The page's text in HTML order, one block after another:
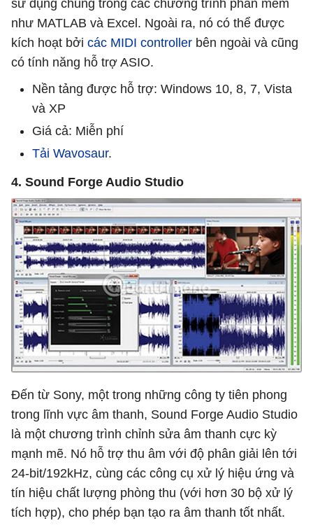
sử dụng chúng trong các chương trình phần mềm
như MATLAB và Excel. Ngoài ra, nó có thể được
kích hoạt bởi các MIDI controller bên ngoài và cũng
có tính năng hỗ trợ ASIO.
Nền tảng được hỗ trợ: Windows 10, 8, 7, Vista
và XP
Giá cả: Miễn phí
Tải Wavosaur.
4. Sound Forge Audio Studio
Đến từ Sony, một trong những công ty tiên phong
trong lĩnh vực âm thanh, Sound Forge Audio Studio
là một chương trình chỉnh sửa âm thanh cực kỳ
mạnh mẽ. Nó hỗ trợ thu âm với độ phân giải lên tới
24-bit/192kHz, cùng các công cụ xử lý hiệu ứng và
tín hiệu chất lượng phòng thu (với hơn 30 bộ xử lý
tích hợp), cho phép bạn tạo ra âm thanh tốt nhất.